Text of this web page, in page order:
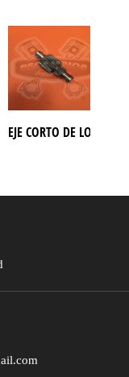
BUGGY PGO 250
BUGGY
EJE CORTO DE LOS